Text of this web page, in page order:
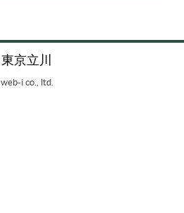
東京立川
web-i co., ltd.